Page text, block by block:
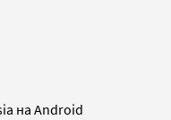
на Android